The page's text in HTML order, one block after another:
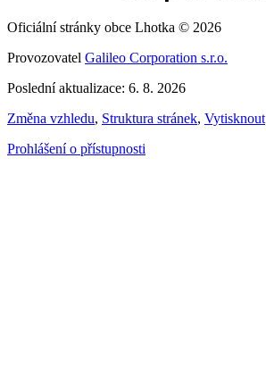
Oficiální stránky obce Lhotka © 2026
Provozovatel Galileo Corporation s.r.o.
Poslední aktualizace: 6. 8. 2026
Změna vzhledu, Struktura stránek, Vytisknout
Prohlášení o přístupnosti